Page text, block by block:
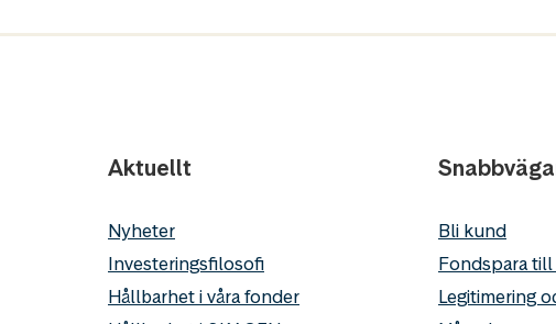
Aktuellt
Nyheter
Investeringsfilosofi
Hållbarhet i våra fonder
Bli kund
Fondspara
Legitimering